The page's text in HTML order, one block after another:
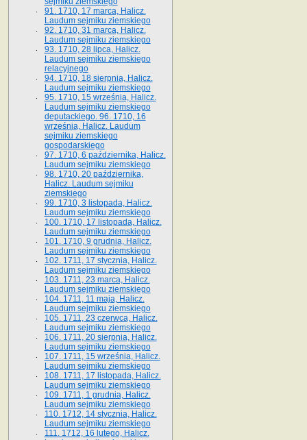
91. 1710, 17 marca, Halicz.
Laudum sejmiku ziemskiego
92. 1710, 31 marca, Halicz.
Laudum sejmiku ziemskiego
93. 1710, 28 lipca, Halicz.
Laudum sejmiku ziemskiego
relacyjnego
94. 1710, 18 sierpnia, Halicz.
Laudum sejmiku ziemskiego
95. 1710, 15 września, Halicz.
Laudum sejmiku ziemskiego
deputackiego. 96. 1710, 16
września, Halicz. Laudum
sejmiku ziemskiego
gospodarskiego
97. 1710, 6 października, Halicz.
Laudum sejmiku ziemskiego
98. 1710, 20 października,
Halicz. Laudum sejmiku
ziemskiego
99. 1710, 3 listopada, Halicz.
Laudum sejmiku ziemskiego
100. 1710, 17 listopada, Halicz.
Laudum sejmiku ziemskiego
101. 1710, 9 grudnia, Halicz.
Laudum sejmiku ziemskiego
102. 1711, 17 stycznia, Halicz.
Laudum sejmiku ziemskiego
103. 1711, 23 marca, Halicz.
Laudum sejmiku ziemskiego
104. 1711, 11 maja, Halicz.
Laudum sejmiku ziemskiego
105. 1711, 23 czerwca, Halicz.
Laudum sejmiku ziemskiego
106. 1711, 20 sierpnia, Halicz.
Laudum sejmiku ziemskiego
107. 1711, 15 września, Halicz.
Laudum sejmiku ziemskiego
108. 1711, 17 listopada, Halicz.
Laudum sejmiku ziemskiego
109. 1711, 1 grudnia, Halicz.
Laudum sejmiku ziemskiego
110. 1712, 14 stycznia, Halicz.
Laudum sejmiku ziemskiego
111. 1712, 16 lutego, Halicz.